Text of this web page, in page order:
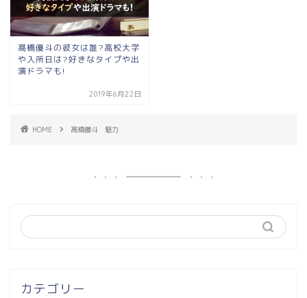
髙橋優斗の彼女は誰?高校大学
や入所日は?好きなタイプや出
演ドラマも!
2019年6月22日
HOME 髙橋優斗 魅力
カテゴリー